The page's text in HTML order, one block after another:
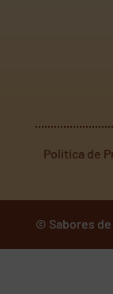
Política de
© Sabores